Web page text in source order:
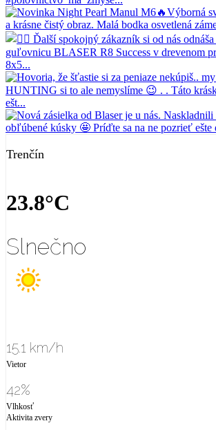
Trenčín
23.8°C
Slnečno
15.1 km/h
Vietor
42%
Vlhkosť
Aktivita zvery